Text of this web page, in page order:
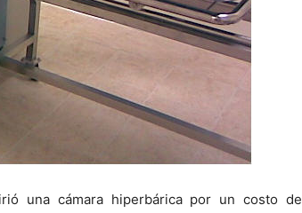
una cámara hiperbárica por un costo de